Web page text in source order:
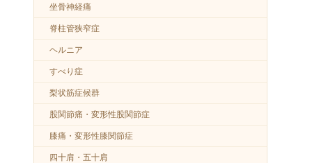
坐骨神経痛
脊柱管狭窄症
ヘルニア
すべり症
梨状筋症候群
股関節痛・変形性股関節症
膝痛・変形性膝関節症
四十肩・五十肩